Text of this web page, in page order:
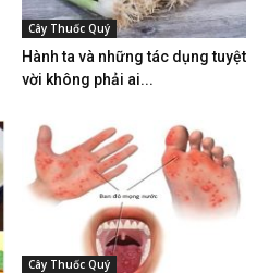
Cây Thuốc Quý
Hành ta và những tác dụng tuyệt
vời không phải ai...
Cây Thuốc Quý